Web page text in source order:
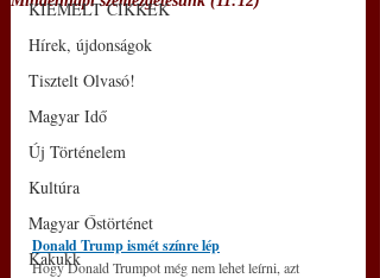
KIEMELT CIKKEK
Hírek, újdonságok
Tisztelt Olvasó!
Magyar Idő
Új Történelem
Kultúra
Magyar Őstörténet
Kakukk
Donald Trump ismét színre lép
Hogy Donald Trumpot még nem lehet leírni, azt